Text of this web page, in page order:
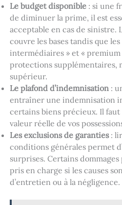
Le budget disponible : si une
de diminuer la prime, il est
acceptable en cas de sinistre.
couvre les bases tandis que
intermédiaires » et « premium
protections supplémentaires,
supérieur.
Le plafond d’indemnisation :
entraîner une indemnisation
certains biens précieux. Il faut
valeur réelle de vos
Les exclusions de garanties:
conditions générales permet
surprises. Certains
pris en charge si les causes
d’entretien ou à la négligence.